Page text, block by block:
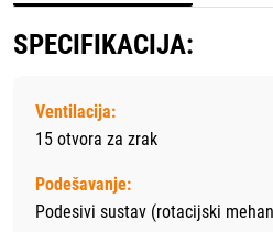
SPECIFIKACIJA:
Ventilacija:
15 otvora za zrak
Podešavanje:
Podesivi sustav (rotacijski